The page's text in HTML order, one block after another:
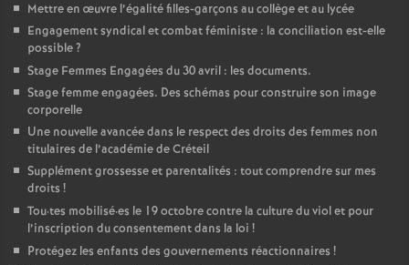
Mettre en œuvre l’égalité filles-garçons au collège et au lycée
Engagement syndical et combat féministe : la conciliation est-elle
possible?
Stage Femmes Engagées du 30 avril : les documents.
Stage femme engagées. Des schémas pour construire son image
corporelle
Une nouvelle avancée dans le respect des droits des femmes non
titulaires de l’académie de Créteil
Supplément grossesse et parentalités : tout comprendre sur mes
droits !
Tou·tes mobilisé·es le 19 octobre contre la culture du viol et pour
l’inscription du consentement dans la loi !
Protégez les enfants des gouvernements réactionnaires !